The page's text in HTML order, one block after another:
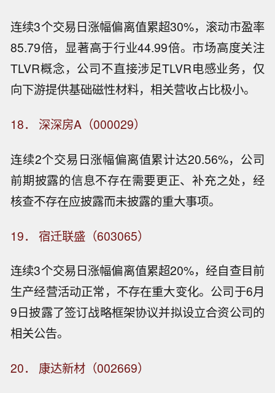
连续3个交易日涨幅偏离值累超30%，滚动市盈率
85.79倍，显著高于行业44.99倍。市场高度关注
TLVR概念，公司不直接涉足TLVR电感业务，仅
向下游提供基础磁性材料，相关营收占比极小。
18． 深深房A（000029）
连续2个交易日涨幅偏离值累计达20.56%，公司
前期披露的信息不存在需要更正、补充之处，经
核查不存在应披露而未披露的重大事项。
19． 宿迁联盛（603065）
连续3个交易日涨幅偏离值累超20%，经自查目前
生产经营活动正常，不存在重大变化。公司于6月
9日披露了签订战略框架协议并拟设立合资公司的
相关公告。
20． 康达新材（002669）